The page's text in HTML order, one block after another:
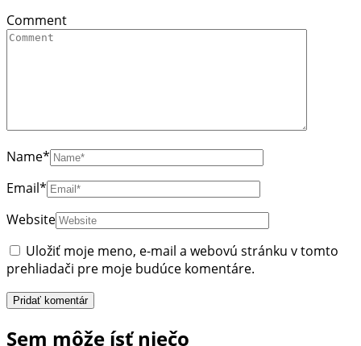
Comment
Name*
Email*
Website
Uložiť moje meno, e-mail a webovú stránku v tomto
prehliadači pre moje budúce komentáre.
Sem môže ísť niečo